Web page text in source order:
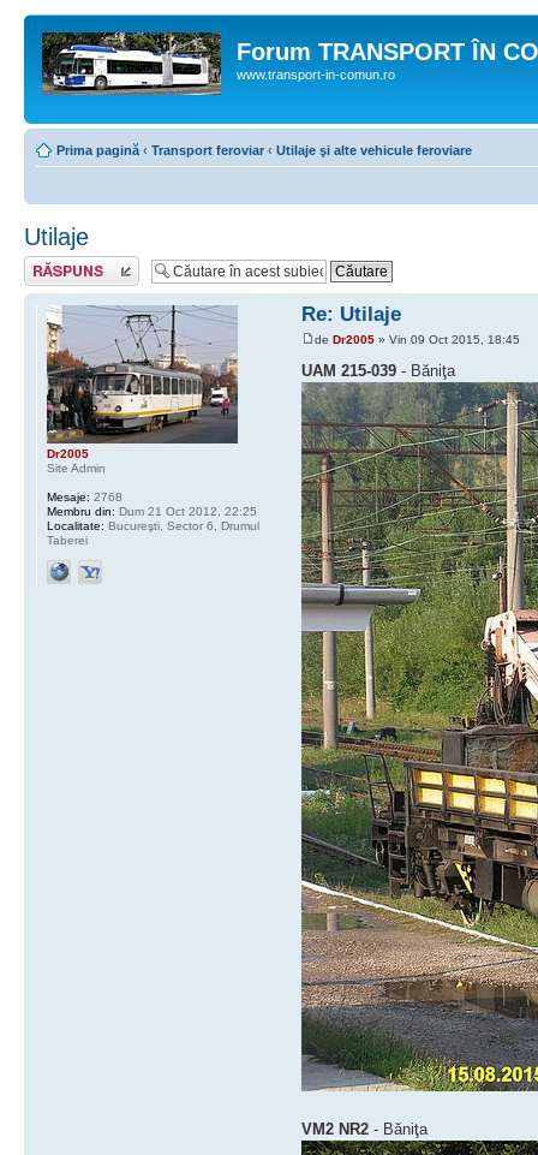
Forum TRANSPORT ÎN
www.transport-in-comun.ro
Prima pagină ‹ Transport feroviar ‹ Utilaje şi alte vehicule feroviare
Utilaje
Răspunde
Re: Utilaje
de Dr2005» Vin 09 Oct 2015, 18:45
UAM 215-039- Băniţa
VM2 NR2- Băniţa
Dr2005
Site Admin
Mesaje: 2768
Membru din: Dum 21 Oct 2012, 22:25
Localitate: Bucureşti, Sector 6, Drumul
Taberei